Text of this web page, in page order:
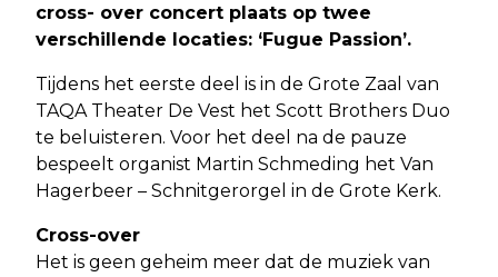
cross- over concert plaats op twee
verschillende locaties: ‘Fugue Passion’.
Tijdens het eerste deel is in de Grote Zaal van
TAQA Theater De Vest het Scott Brothers Duo
te beluisteren. Voor het deel na de pauze
bespeelt organist Martin Schmeding het Van
Hagerbeer – Schnitgerorgel in de Grote Kerk.
Cross-over
Het is geen geheim meer dat de muziek van